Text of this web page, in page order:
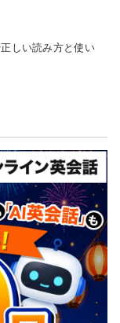
しい読み方と使い